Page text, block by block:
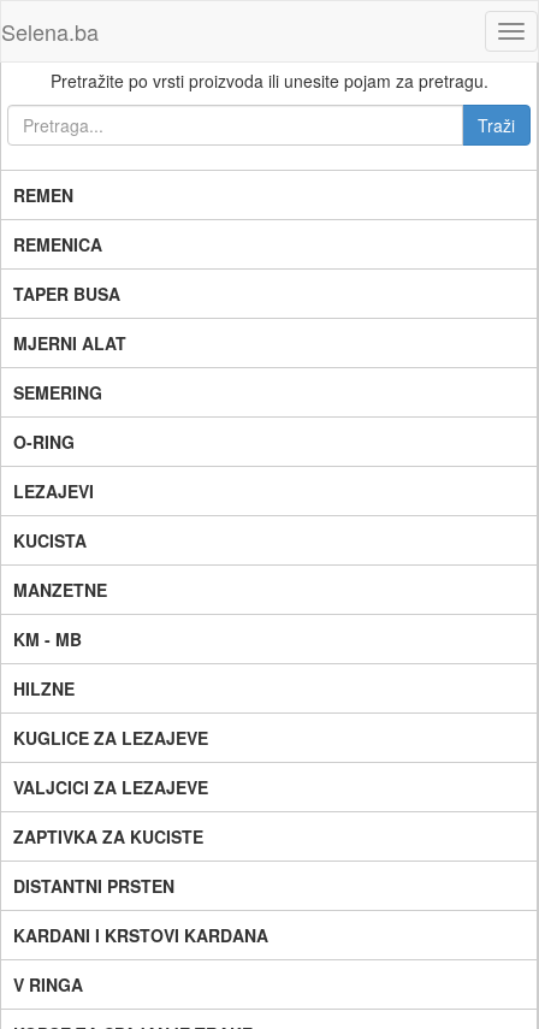
Selena.ba
Pretražite po vrsti proizvoda ili unesite pojam za pretragu.
REMEN
REMENICA
TAPER BUSA
MJERNI ALAT
SEMERING
O-RING
LEZAJEVI
KUCISTA
MANZETNE
KM - MB
HILZNE
KUGLICE ZA LEZAJEVE
VALJCICI ZA LEZAJEVE
ZAPTIVKA ZA KUCISTE
DISTANTNI PRSTEN
KARDANI I KRSTOVI KARDANA
V RINGA